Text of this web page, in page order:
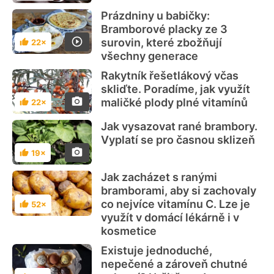
Hodnocení
22×
Prázdniny u babičky:
Bramborové placky ze 3
surovin, které zbožňují
všechny generace
Hodnocení
22×
Rakytník řešetlákový včas
skliďte. Poradíme, jak využít
maličké plody plné vitamínů
Hodnocení
19×
Jak vysazovat rané brambory.
Vyplatí se pro časnou sklizeň
Hodnocení
52×
Jak zacházet s ranými
bramborami, aby si zachovaly
co nejvíce vitamínu C. Lze je
využít v domácí lékárně i v
kosmetice
Existuje jednoduché,
nepečené a zároveň chutné